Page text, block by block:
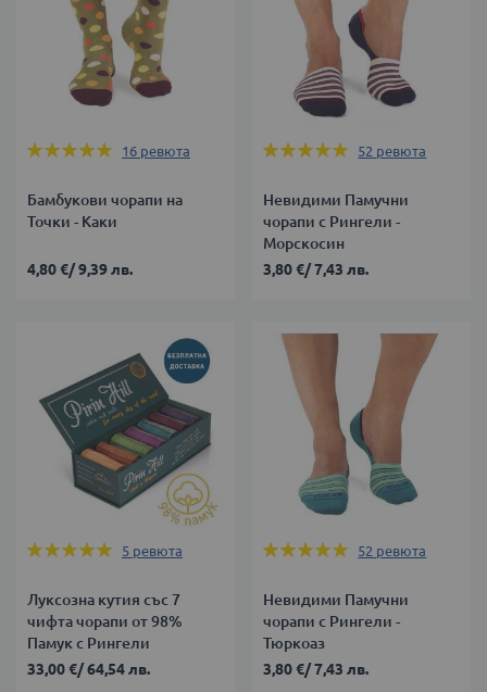
Оценка:
16 ревюта
Бамбукови чорапи на
Точки - Каки
4,80 €/9,39 лв.
Оценка:
52 ревюта
Невидими Памучни
чорапи с Рингели -
Морскосин
3,80 €/7,43 лв.
Оценка:
5 ревюта
Луксозна кутия със 7
чифта чорапи от 98%
Памук с Рингели
33,00 €/64,54 лв.
Оценка:
52 ревюта
Невидими Памучни
чорапи с Рингели -
Тюркоаз
3,80 €/7,43 лв.